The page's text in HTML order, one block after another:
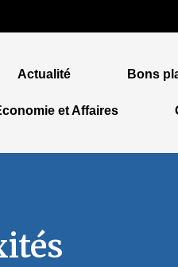
Actualité Bons
et Affaires